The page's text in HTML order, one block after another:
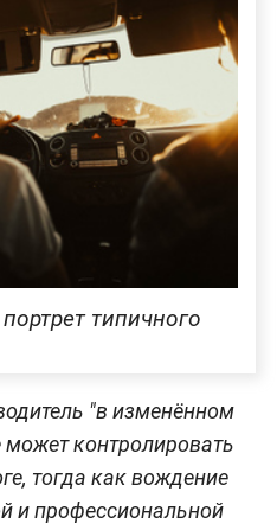
типичного
"в изменённом
может контролировать
тогда как вождение
и профессиональной